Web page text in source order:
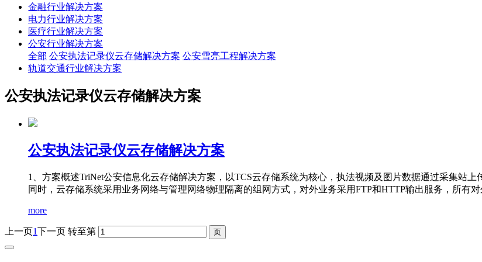
金融行业解决方案
电力行业解决方案
医疗行业解决方案
公安行业解决方案
全部 公安执法记录仪云存储解决方案 公安雪亮工程解决方案
轨道交通行业解决方案
公安执法记录仪云存储解决方案
公安执法记录仪云存储解决方案
1、方案概述TriNet公安信息化云存储解决方案，以TCS云存储系统为核心，执法视频及图片数据通过采集站
同时，云存储系统采用业务网络与管理网络物理隔离的组网方式，对外业务采用FTP和HTTP输出服务，所有
more
上一页1下一页 转至第